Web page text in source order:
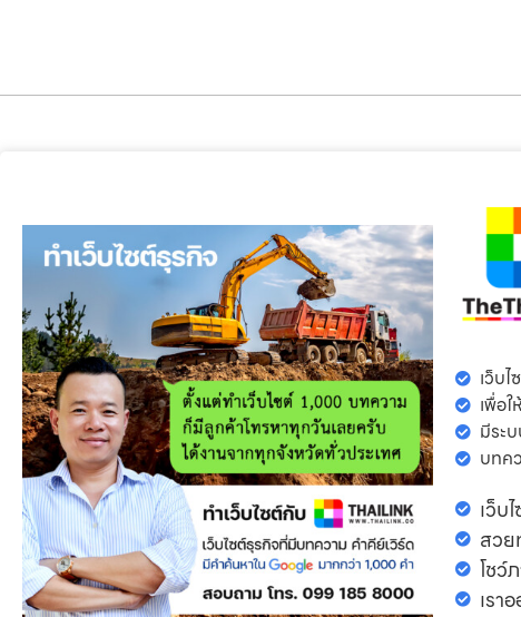
เว็บ
เพื่อ
มีระ
บทค
เว็บ
สว
โชว์
เรา